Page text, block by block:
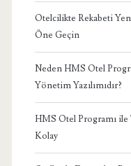
Otelcilikte Rekabeti
Öne Geçin
Neden HMS Otel
Yönetim Yazılımıdır?
HMS Otel Programı
Kolay